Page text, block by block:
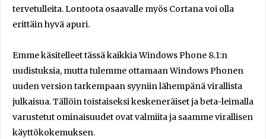
tervetulleita. Lontoota osaavalle myös Cortana voi olla
erittäin hyvä apuri.
Emme käsitelleet tässä kaikkia Windows Phone 8.1:n
uudistuksia, mutta tulemme ottamaan Windows Phonen
uuden version tarkempaan syyniin lähempänä virallista
julkaisua. Tällöin toistaiseksi keskeneräiset ja beta-leimalla
varustetut ominaisuudet ovat valmiita ja saamme virallisen
käyttökokemuksen.